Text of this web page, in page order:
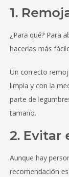
1.
¿Para qué? Para
hacerlas más
Un correcto
limpia y con la
parte de
tamaño.
2. Evitar
Aunque hay
recomendación